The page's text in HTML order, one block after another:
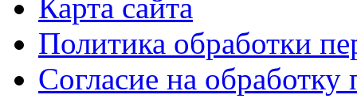
Карта сайта
Политика обработки
Согласие на